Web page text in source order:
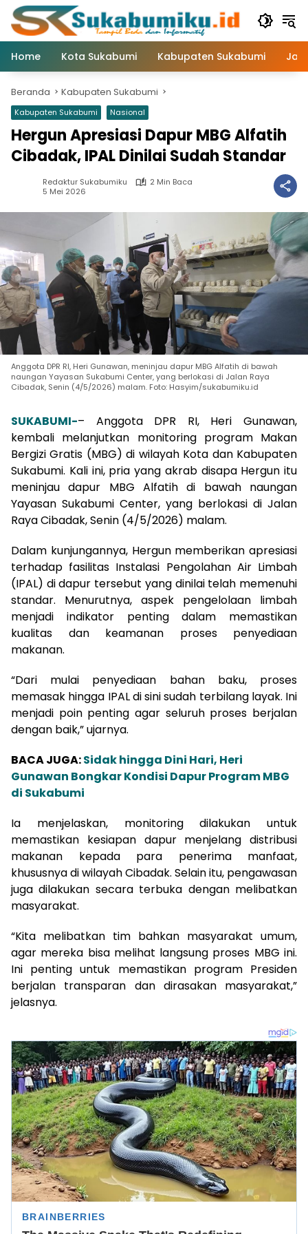
Langsung
konten
Home
Kota Sukabumi Kabupaten Sukabumi
Beranda Kabupaten Sukabumi
Kabupaten Sukabumi Nasional
Hergun Apresiasi Dapur MBG Alfatih
Cibadak, IPAL Dinilai Sudah Standar
Redaktur Sukabumiku
2 Min Baca
5 Mei 2026
Anggota DPR RI, Heri Gunawan, meninjau dapur MBG Alfatih di bawah
naungan Yayasan Sukabumi Center, yang berlokasi di Jalan Raya
Cibadak, Senin (4/5/2026) malam. Foto: Hasyim/sukabumiku.id
SUKABUMI-– Anggota DPR RI, Heri Gunawan,
kembali melanjutkan monitoring program Makan
Bergizi Gratis (MBG) di wilayah Kota dan Kabupaten
Sukabumi. Kali ini, pria yang akrab disapa Hergun itu
meninjau dapur MBG Alfatih di bawah naungan
Yayasan Sukabumi Center, yang berlokasi di Jalan
Raya Cibadak, Senin (4/5/2026) malam.
Dalam kunjungannya, Hergun memberikan apresiasi
terhadap fasilitas Instalasi Pengolahan Air Limbah
(IPAL) di dapur tersebut yang dinilai telah memenuhi
standar. Menurutnya, aspek pengelolaan limbah
menjadi indikator penting dalam memastikan
kualitas dan keamanan proses penyediaan
makanan.
“Dari mulai penyediaan bahan baku, proses
memasak hingga IPAL di sini sudah terbilang layak. Ini
menjadi poin penting agar seluruh proses berjalan
dengan baik,” ujarnya.
BACA JUGA:Sidak hingga Dini Hari, Heri
Gunawan Bongkar Kondisi Dapur Program MBG
di Sukabumi
Ia menjelaskan, monitoring dilakukan untuk
memastikan kesiapan dapur menjelang distribusi
makanan kepada para penerima manfaat,
khususnya di wilayah Cibadak. Selain itu, pengawasan
juga dilakukan secara terbuka dengan melibatkan
masyarakat.
“Kita melibatkan tim bahkan masyarakat umum,
agar mereka bisa melihat langsung proses MBG ini.
Ini penting untuk memastikan program Presiden
berjalan transparan dan dirasakan masyarakat,”
jelasnya.